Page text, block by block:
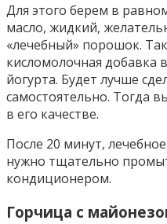
Для этого берем в
масло, жидкий,
«лечебный» порошок.
кисломолочная добавка
йогурта. Будет лучше
самостоятельно. Тогда
в его качестве.
После 20 минут,
нужно тщательно
кондиционером.
Горчица с